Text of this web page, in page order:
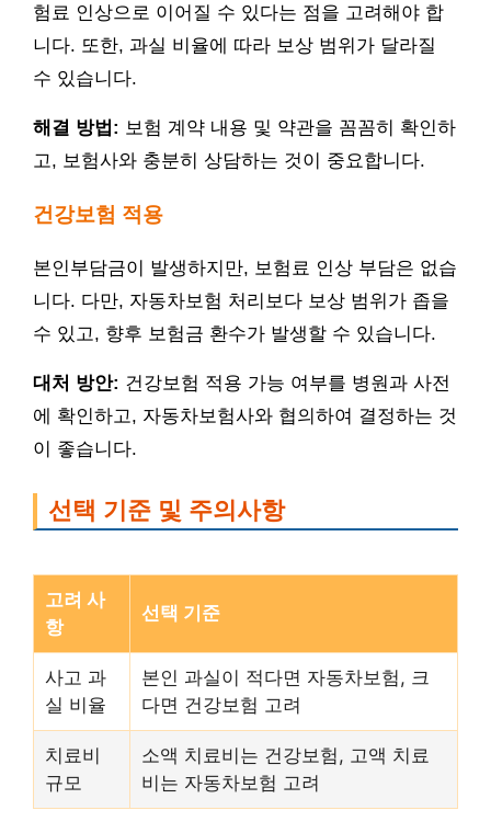
험료 인상으로 이어질 수 있다는 점을 고려해야 합
니다. 또한, 과실 비율에 따라 보상 범위가 달라질
수 있습니다.
해결 방법: 보험 계약 내용 및 약관을 꼼꼼히 확인하
고, 보험사와 충분히 상담하는 것이 중요합니다.
건강보험 적용
본인부담금이 발생하지만, 보험료 인상 부담은 없습
니다. 다만, 자동차보험 처리보다 보상 범위가 좁을
수 있고, 향후 보험금 환수가 발생할 수 있습니다.
대처 방안: 건강보험 적용 가능 여부를 병원과 사전
에 확인하고, 자동차보험사와 협의하여 결정하는 것
이 좋습니다.
선택 기준 및 주의사항
고려 사
항
선택 기준
사고 과
실 비율
본인 과실이 적다면 자동차보험, 크
다면 건강보험 고려
치료비
규모
소액 치료비는 건강보험, 고액 치료
비는 자동차보험 고려